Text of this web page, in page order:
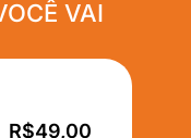
VAI
R$49,00